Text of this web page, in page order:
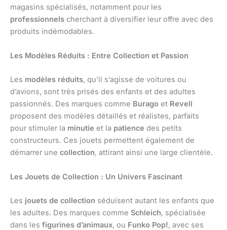
magasins spécialisés, notamment pour les
professionnels cherchant à diversifier leur offre avec des
produits indémodables.
Les Modèles Réduits : Entre Collection et Passion
Les modèles réduits, qu’il s’agisse de voitures ou
d’avions, sont très prisés des enfants et des adultes
passionnés. Des marques comme Burago et Revell
proposent des modèles détaillés et réalistes, parfaits
pour stimuler la minutie et la patience des petits
constructeurs. Ces jouets permettent également de
démarrer une collection, attirant ainsi une large clientèle.
Les Jouets de Collection : Un Univers Fascinant
Les jouets de collection séduisent autant les enfants que
les adultes. Des marques comme Schleich, spécialisée
dans les figurines d’animaux, ou Funko Pop!, avec ses